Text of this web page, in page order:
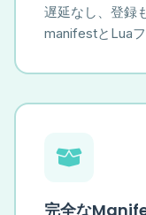
遅延なし、登録
manifestとLua
完全な